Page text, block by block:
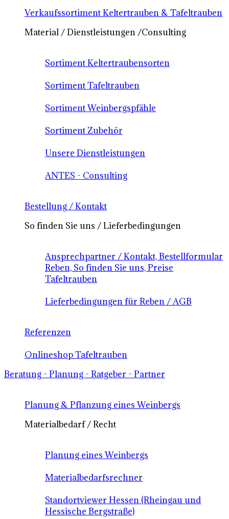
Verkaufssortiment Keltertrauben & Tafeltrauben
Material / Dienstleistungen /Consulting
Sortiment Keltertraubensorten
Sortiment Tafeltrauben
Sortiment Weinbergspfähle
Sortiment Zubehör
Unsere Dienstleistungen
ANTES - Consulting
Bestellung / Kontakt
So finden Sie uns / Lieferbedingungen
Ansprechpartner / Kontakt, Bestellformular
Reben, So finden Sie uns, Preise
Tafeltrauben
Lieferbedingungen für Reben / AGB
Referenzen
Onlineshop Tafeltrauben
Beratung - Planung - Ratgeber - Partner
Planung & Pflanzung eines Weinbergs
Materialbedarf / Recht
Planung eines Weinbergs
Materialbedarfsrechner
Standortviewer Hessen (Rheingau und
Hessische Bergstraße)